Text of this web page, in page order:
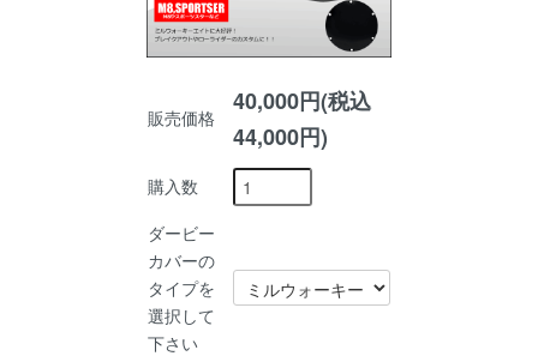
販売価格
40,000円(税込
44,000円)
購入数
ダービー
カバーの
タイプを
選択して
下さい